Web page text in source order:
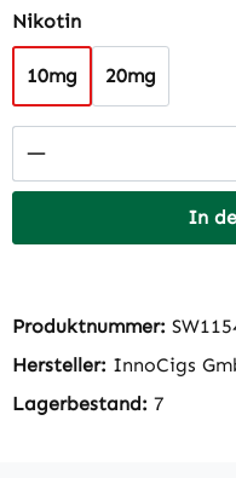
Nikotinauswählen
10mg 20mg
Produkt Anzahl:
In
Produktnummer:
Hersteller: InnoCigs
Lagerbestand: 7